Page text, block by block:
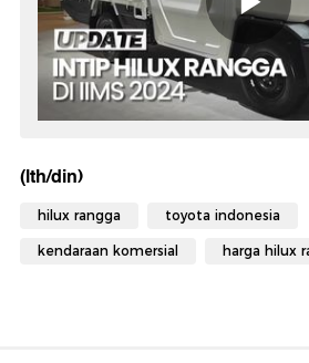
(lth/din)
hilux rangga toyota indonesia
kendaraan komersial harga hilux